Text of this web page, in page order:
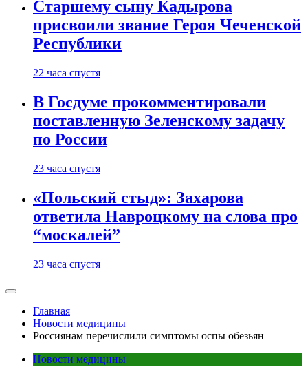
Старшему сыну Кадырова
присвоили звание Героя Чеченской
Республики
22 часа спустя
В Госдуме прокомментировали
поставленную Зеленскому задачу
по России
23 часа спустя
«Польский стыд»: Захарова
ответила Навроцкому на слова про
“москалей”
23 часа спустя
Главная
Новости медицины
Россиянам перечислили симптомы оспы обезьян
Новости медицины